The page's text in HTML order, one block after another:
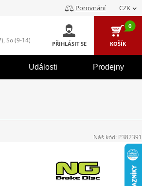
Porovnání CZK
So (9-14) PŘIHLÁSIT SE
0
KOŠÍK
Události Prodejny
Náš kód: P382391